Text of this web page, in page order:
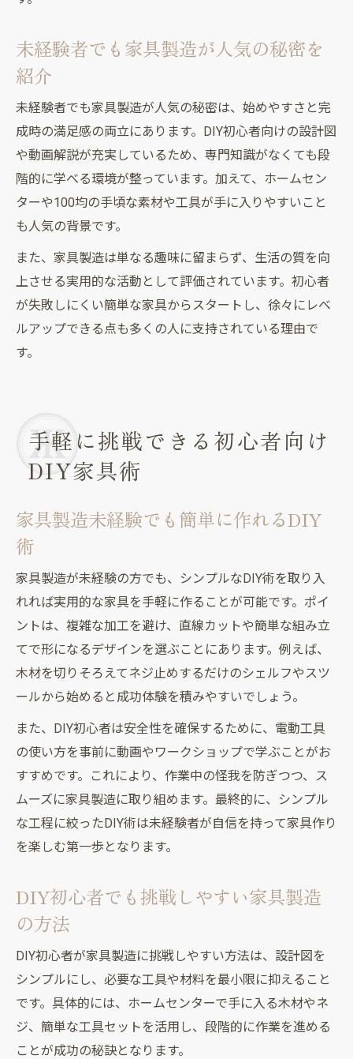
未経験者でも家具製造が人気の秘密を
紹介
未経験者でも家具製造が人気の秘密は、始めやすさと完
成時の満足感の両立にあります。DIY初心者向けの設計図
や動画解説が充実しているため、専門知識がなくても段
階的に学べる環境が整っています。加えて、ホームセン
ターや100均の手頃な素材や工具が手に入りやすいこと
も人気の背景です。
また、家具製造は単なる趣味に留まらず、生活の質を向
上させる実用的な活動として評価されています。初心者
が失敗しにくい簡単な家具からスタートし、徐々にレベ
ルアップできる点も多くの人に支持されている理由で
す。
手軽に挑戦できる初心者向け
DIY家具術
家具製造未経験でも簡単に作れるDIY
術
家具製造が未経験の方でも、シンプルなDIY術を取り入
れれば実用的な家具を手軽に作ることが可能です。ポイ
ントは、複雑な加工を避け、直線カットや簡単な組み立
てで形になるデザインを選ぶことにあります。例えば、
木材を切りそろえてネジ止めするだけのシェルフやスツ
ールから始めると成功体験を積みやすいでしょう。
また、DIY初心者は安全性を確保するために、電動工具
の使い方を事前に動画やワークショップで学ぶことがお
すすめです。これにより、作業中の怪我を防ぎつつ、ス
ムーズに家具製造に取り組めます。最終的に、シンプル
な工程に絞ったDIY術は未経験者が自信を持って家具作り
を楽しむ第一歩となります。
DIY初心者でも挑戦しやすい家具製造
の方法
DIY初心者が家具製造に挑戦しやすい方法は、設計図を
シンプルにし、必要な工具や材料を最小限に抑えること
です。具体的には、ホームセンターで手に入る木材やネ
ジ、簡単な工具セットを活用し、段階的に作業を進める
ことが成功の秘訣となります。